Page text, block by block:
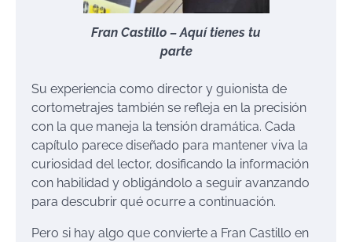
Fran Castillo – Aquí tienes tu
parte
Su experiencia como director y guionista de
cortometrajes también se refleja en la precisión
con la que maneja la tensión dramática. Cada
capítulo parece diseñado para mantener viva la
curiosidad del lector, dosificando la información
con habilidad y obligándolo a seguir avanzando
para descubrir qué ocurre a continuación.
Pero si hay algo que convierte a Fran Castillo en